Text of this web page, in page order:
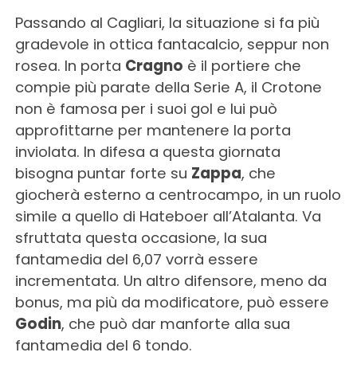
Passando al Cagliari, la situazione si fa più
gradevole in ottica fantacalcio, seppur non
rosea. In porta Cragno è il portiere che
compie più parate della Serie A, il Crotone
non è famosa per i suoi gol e lui può
approfittarne per mantenere la porta
inviolata. In difesa a questa giornata
bisogna puntar forte su Zappa, che
giocherà esterno a centrocampo, in un ruolo
simile a quello di Hateboer all’Atalanta. Va
sfruttata questa occasione, la sua
fantamedia del 6,07 vorrà essere
incrementata. Un altro difensore, meno da
bonus, ma più da modificatore, può essere
Godin, che può dar manforte alla sua
fantamedia del 6 tondo.